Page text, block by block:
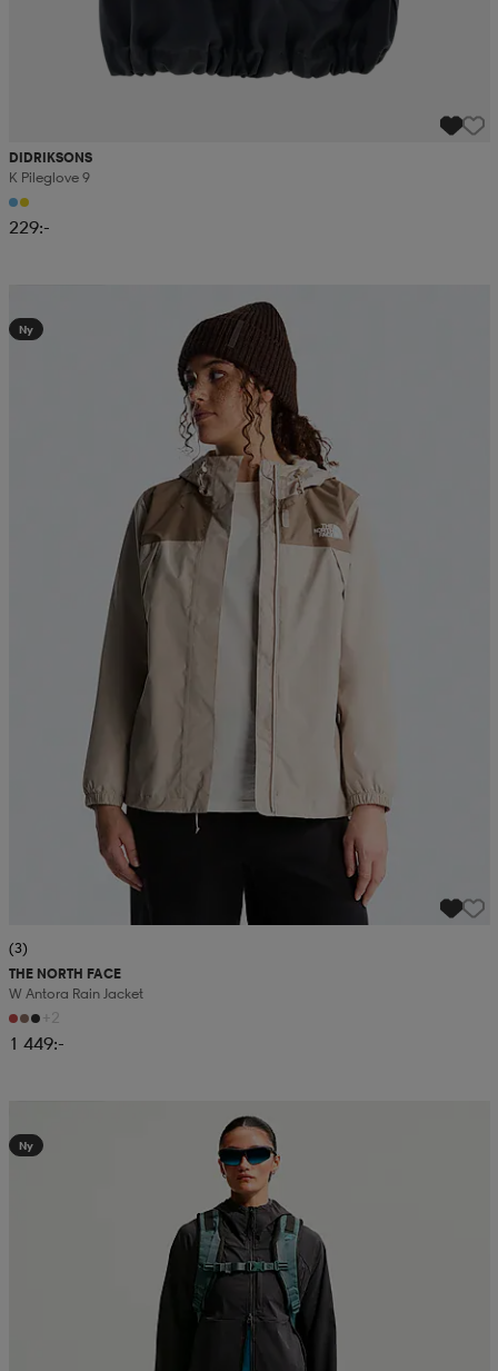
DIDRIKSONS
K Pileglove 9
229:-
Ny
(3)
THE NORTH FACE
W Antora Rain Jacket
+2
1 449:-
Ny